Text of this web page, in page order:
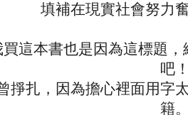
填補在現實社會努力
這本書也是因為這標題
吧
掙扎，因為擔心裡面用字
籍